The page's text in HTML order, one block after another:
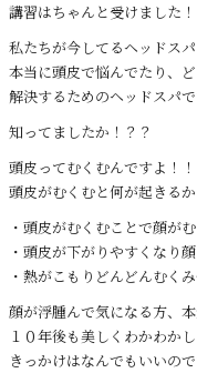
講習はちゃんと受けました！
私たちが今してるヘッドスパ
本当に頭皮で悩んでたり、
解決するためのヘッドスパで
知ってましたか！？？
頭皮ってむくむんですよ！！
頭皮がむくむと何が起きるか
・頭皮がむくむことで顔が
・頭皮が下がりやすくなり
・熱がこもりどんどんむく
顔が浮腫んで気になる方、
１０年後も美しくわかわか
きっかけはなんでもいいの